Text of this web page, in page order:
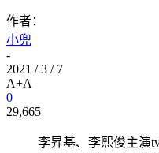
作者：
小兜
-
2021 / 3 / 7
A+A
0
29,665
李昇基、李熙俊主演